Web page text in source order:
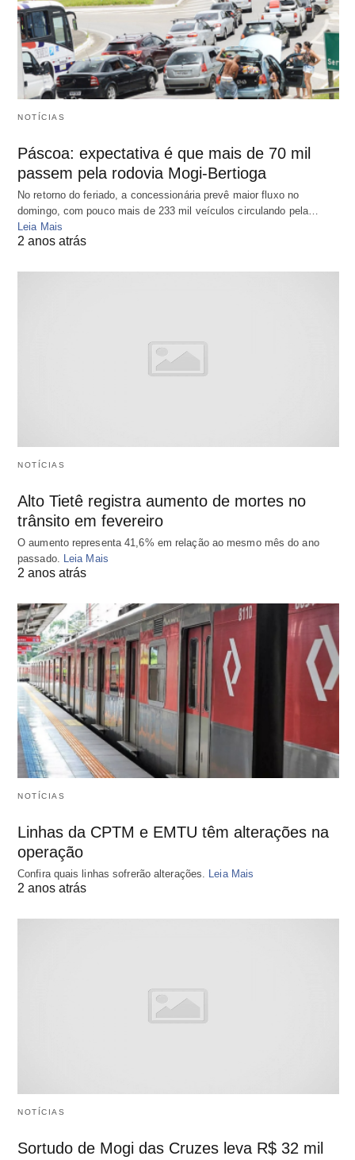
NOTÍCIAS
Páscoa: expectativa é que mais de 70 mil
passem pela rodovia Mogi-Bertioga
No retorno do feriado, a concessionária prevê maior fluxo no
domingo, com pouco mais de 233 mil veículos circulando pela…
Leia Mais
2 anos atrás
NOTÍCIAS
Alto Tietê registra aumento de mortes no
trânsito em fevereiro
O aumento representa 41,6% em relação ao mesmo mês do ano
passado.
Leia Mais
2 anos atrás
NOTÍCIAS
Linhas da CPTM e EMTU têm alterações na
operação
Confira quais linhas sofrerão alterações. Leia Mais
2 anos atrás
NOTÍCIAS
Sortudo de Mogi das Cruzes leva R$ 32 mil